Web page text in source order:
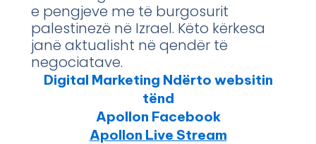
e pengjeve me të burgosurit
palestinezë në Izrael. Këto kërkesa
janë aktualisht në qendër të
negociatave.
Digital Marketing Ndërto websitin
tënd
Apollon Facebook
Apollon Live Stream